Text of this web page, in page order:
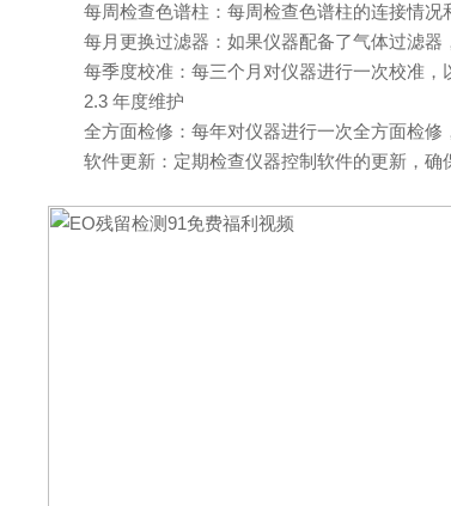
每周检查色谱柱：每周检查色谱柱的连接情况
每月更换过滤器：如果仪器配备了气体过滤器
每季度校准：每三个月对仪器进行一次校准，
2.3 年度维护
全方面检修：每年对仪器进行一次全方面检修
软件更新：定期检查仪器控制软件的更新，确